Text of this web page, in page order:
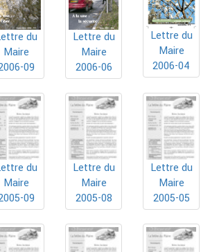
du
Maire
09
Lettre du
Maire
2006-06
Lettre du
Maire
2006-04
du
Maire
09
Lettre du
Maire
2005-08
Lettre du
Maire
2005-05